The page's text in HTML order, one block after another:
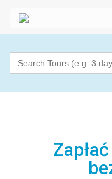
Search
for: